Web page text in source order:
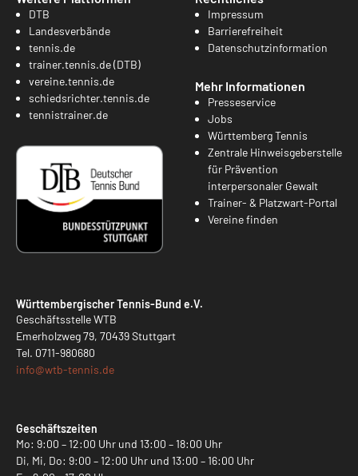
DTB
Landesverbände
tennis.de
trainer.tennis.de (DTB)
vereine.tennis.de
schiedsrichter.tennis.de
tennistrainer.de
Impressum
Barrierefreiheit
Datenschutzinformation
Mehr Informationen
Presseservice
Jobs
Württemberg Tennis
Zentrale Hinweisgeberstelle
für Prävention
interpersonaler Gewalt
Trainer- & Platzwart-Portal
Vereine finden
Württembergischer Tennis-Bund e.V.
Geschäftsstelle WTB
Emerholzweg 79, 70439 Stuttgart
Tel. 0711-980680
info@wtb-tennis.de
Geschäftszeiten
Mo: 9:00 – 12:00 Uhr und 13:00 – 18:00 Uhr
Di, Mi, Do: 9:00 – 12:00 Uhr und 13:00 – 16:00 Uhr